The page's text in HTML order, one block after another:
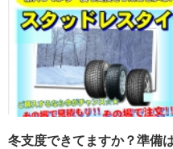
冬支度できてますか？準備